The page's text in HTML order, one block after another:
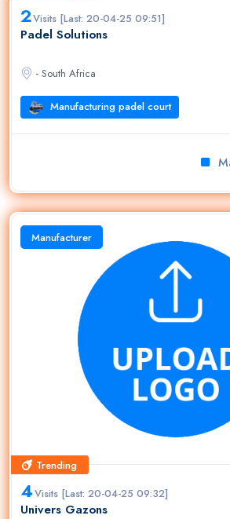
2Visits [Last: 20-04-25 09:51]
Padel Solutions
- South Africa
Manufacturing padel court
Manufacturer
Trending
Trending
4Visits [Last: 20-04-25 09:32]
Univers Gazons